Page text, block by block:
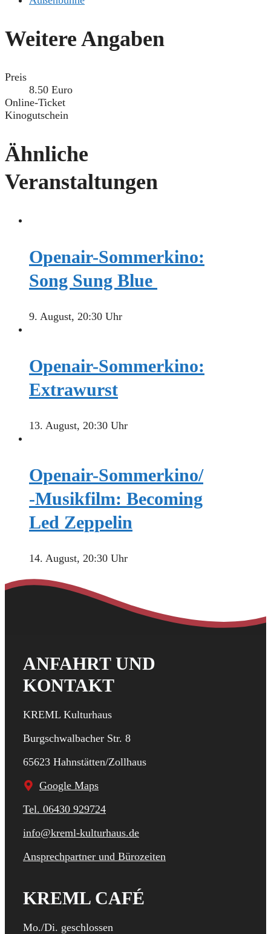
Weitere Angaben
Preis
8.50 Euro
Online-Ticket
Kinogutschein
Ähnliche
Veranstaltungen
Openair-Sommerkino:
Song Sung Blue
9. August, 20:30 Uhr
Openair-Sommerkino:
Extrawurst
13. August, 20:30 Uhr
Openair-Sommerkino/
-Musikfilm: Becoming
Led Zeppelin
14. August, 20:30 Uhr
ANFAHRT UND
KONTAKT
KREML Kulturhaus
Burgschwalbacher Str. 8
65623 Hahnstätten/Zollhaus
Google Maps
Tel. 06430 929724
info@kreml-kulturhaus.de
Ansprechpartner und Bürozeiten
KREML CAFÉ
Mo./Di. geschlossen